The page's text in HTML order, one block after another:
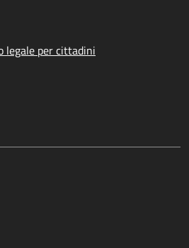
legale per cittadini